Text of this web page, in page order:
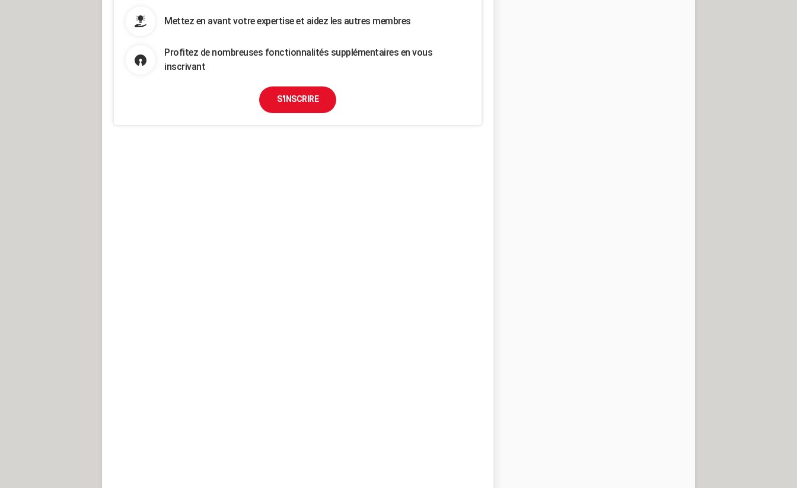
Mettez en avant votre expertise et aidez les autres membres
Profitez de nombreuses fonctionnalités supplémentaires en vous
inscrivant
S'INSCRIRE